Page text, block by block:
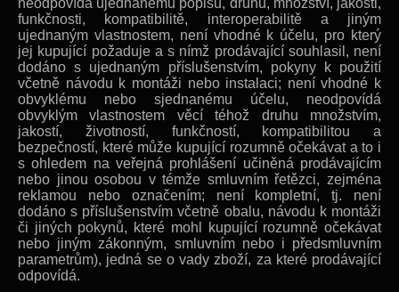
funkčnosti, kompatibilitě, interoperabilitě a jiným
ujednaným vlastnostem, není vhodné k účelu, pro který
jej kupující požaduje a s nímž prodávající souhlasil, není
dodáno s ujednaným příslušenstvím, pokyny k použití
včetně návodu k montáži nebo instalaci; není vhodné k
obvyklému nebo sjednanému účelu, neodpovídá
obvyklým vlastnostem věcí téhož druhu množstvím,
jakostí, životností, funkčností, kompatibilitou a
bezpečností, které může kupující rozumně očekávat a to i
s ohledem na veřejná prohlášení učiněná prodávajícím
nebo jinou osobou v témže smluvním řetězci, zejména
reklamou nebo označením; není kompletní, tj. není
dodáno s příslušenstvím včetně obalu, návodu k montáži
či jiných pokynů, které mohl kupující rozumně očekávat
nebo jiným zákonným, smluvním nebo i předsmluvním
parametrům), jedná se o vady zboží, za které prodávající
odpovídá.